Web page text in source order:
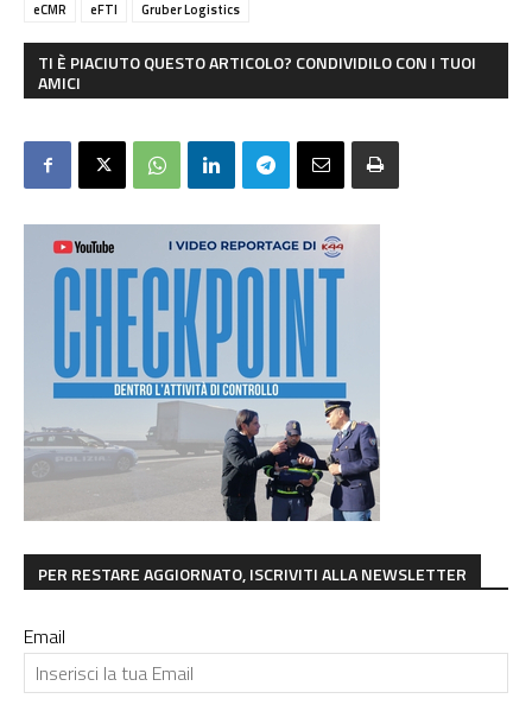
eCMR eFTI Gruber Logistics
TI È PIACIUTO QUESTO ARTICOLO? CONDIVIDILO CON I TUOI
AMICI
PER RESTARE AGGIORNATO, ISCRIVITI ALLA NEWSLETTER
Email